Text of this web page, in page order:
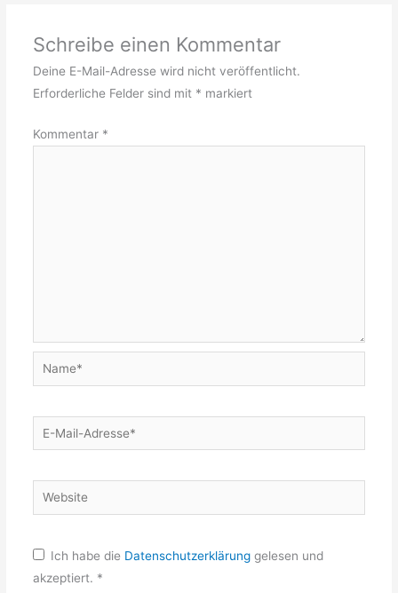
Schreibe einen Kommentar
Deine E-Mail-Adresse wird nicht veröffentlicht.
Erforderliche Felder sind mit * markiert
Kommentar *
Name*
E-
Mail-
Website
Ich habe die Datenschutzerklärung gelesen und
akzeptiert. *